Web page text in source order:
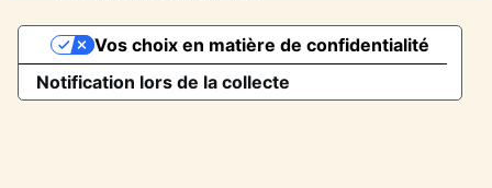
Notification lors de la collecte
Vos choix en matière de confidentialité